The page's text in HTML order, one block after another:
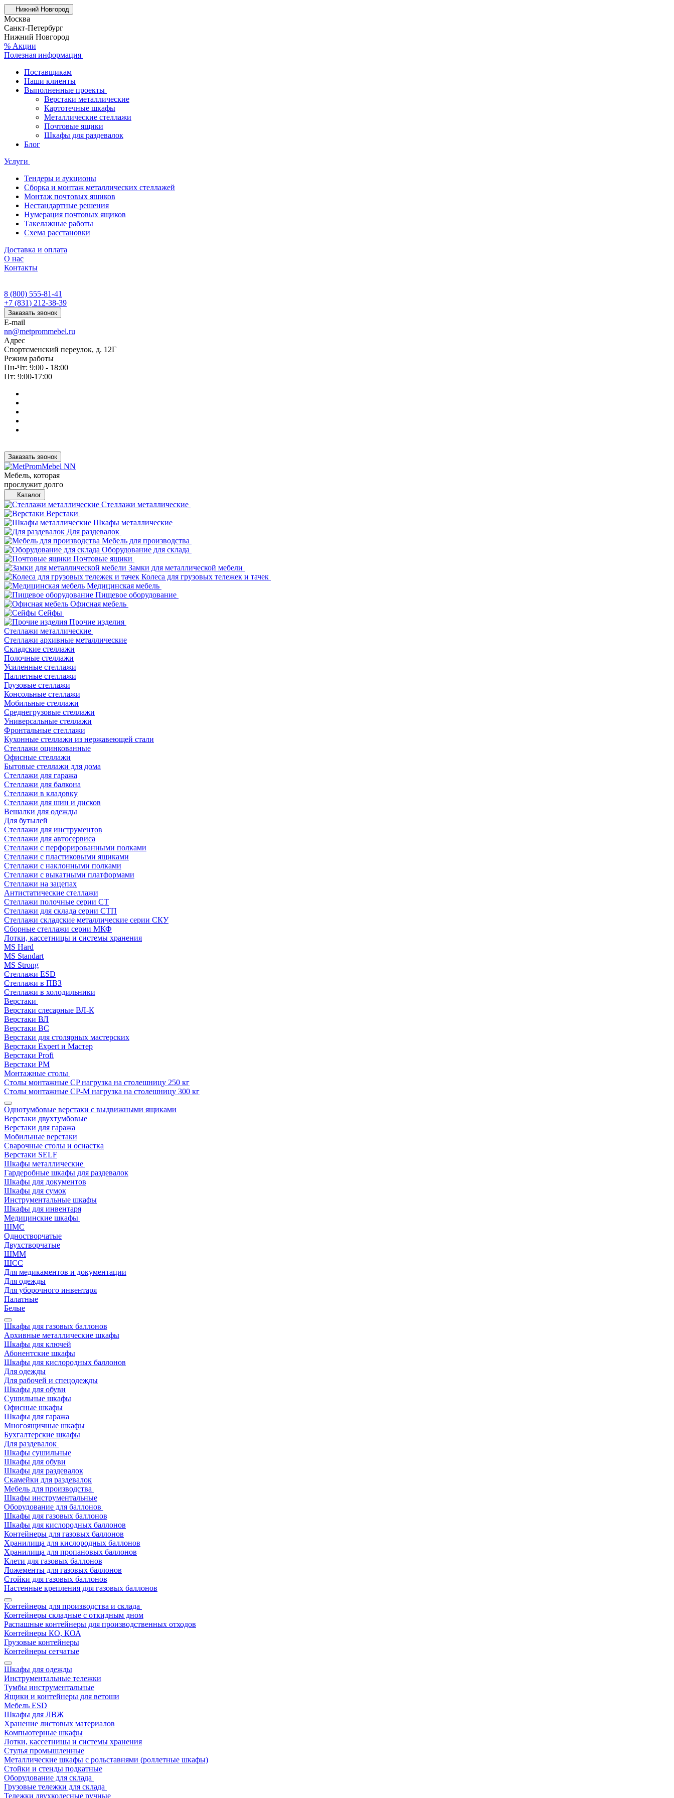
Нижний Новгород
Москва
Санкт-Петербург
Нижний Новгород
% Акции
Полезная информация
Поставщикам
Наши клиенты
Выполненные проекты
Верстаки металлические
Картотечные шкафы
Металлические стеллажи
Почтовые ящики
Шкафы для раздевалок
Блог
Услуги
Тендеры и аукционы
Сборка и монтаж металлических стеллажей
Монтаж почтовых ящиков
Нестандартные решения
Нумерация почтовых ящиков
Такелажные работы
Схема расстановки
Доставка и оплата
О нас
Контакты
8 (800) 555-81-41
+7 (831) 212-38-39
Заказать звонок
E-mail
nn@metprommebel.ru
Адрес
Спортсменский переулок, д. 12Г
Режим работы
Пн-Чт: 9:00 - 18:00
Пт: 9:00-17:00
Заказать звонок
Мебель, которая
прослужит долго
Каталог
Стеллажи металлические
Верстаки
Шкафы металлические
Для раздевалок
Мебель для производства
Оборудование для склада
Почтовые ящики
Замки для металлической мебели
Колеса для грузовых тележек и тачек
Медицинская мебель
Пищевое оборудование
Офисная мебель
Сейфы
Прочие изделия
Стеллажи металлические
Cтеллажи архивные металлические
Складские стеллажи
Полочные стеллажи
Усиленные стеллажи
Паллетные стеллажи
Грузовые стеллажи
Консольные стеллажи
Мобильные стеллажи
Среднегрузовые стеллажи
Универсальные стеллажи
Фронтальные стеллажи
Кухонные стеллажи из нержавеющей стали
Стеллажи оцинкованные
Офисные стеллажи
Бытовые стеллажи для дома
Стеллажи для гаража
Стеллажи для балкона
Стеллажи в кладовку
Стеллажи для шин и дисков
Вешалки для одежды
Для бутылей
Стеллажи для инструментов
Стеллажи для автосервиса
Стеллажи с перфорированными полками
Стеллажи с пластиковыми ящиками
Стеллажи с наклонными полками
Стеллажи с выкатными платформами
Стеллажи на зацепах
Антистатические стеллажи
Стеллажи полочные серии СТ
Стеллажи для склада серии СТП
Стеллажи складские металлические серии СКУ
Сборные стеллажи серии МКФ
Лотки, кассетницы и системы хранения
MS Hard
MS Standart
MS Strong
Стеллажи ESD
Стеллажи в ПВЗ
Стеллажи в холодильники
Верстаки
Верстаки слесарные ВЛ-К
Верстаки ВЛ
Верстаки ВС
Верстаки для столярных мастерских
Верстаки Expert и Мастер
Верстаки Profi
Верстаки РМ
Монтажные столы
Столы монтажные СP нагрузка на столешницу 250 кг
Столы монтажные СР-М нагрузка на столешницу 300 кг
Однотумбовые верстаки с выдвижными ящиками
Верстаки двухтумбовые
Верстаки для гаража
Мобильные верстаки
Сварочные столы и оснастка
Верстаки SELF
Шкафы металлические
Гардеробные шкафы для раздевалок
Шкафы для документов
Шкафы для сумок
Инструментальные шкафы
Шкафы для инвентаря
Медицинские шкафы
ШМС
Одностворчатые
Двухстворчатые
ШММ
ШСС
Для медикаментов и документации
Для одежды
Для уборочного инвентаря
Палатные
Белые
Шкафы для газовых баллонов
Архивные металлические шкафы
Шкафы для ключей
Абонентские шкафы
Шкафы для кислородных баллонов
Для одежды
Для рабочей и спецодежды
Шкафы для обуви
Сушильные шкафы
Офисные шкафы
Шкафы для гаража
Многоящичные шкафы
Бухгалтерские шкафы
Для раздевалок
Шкафы сушильные
Шкафы для обуви
Шкафы для раздевалок
Скамейки для раздевалок
Мебель для производства
Шкафы инструментальные
Оборудование для баллонов
Шкафы для газовых баллонов
Шкафы для кислородных баллонов
Контейнеры для газовых баллонов
Хранилища для кислородных баллонов
Хранилища для пропановых баллонов
Клети для газовых баллонов
Ложементы для газовых баллонов
Стойки для газовых баллонов
Настенные крепления для газовых баллонов
Контейнеры для производства и склада
Контейнеры складные с откидным дном
Распашные контейнеры для производственных отходов
Контейнеры КО, КОА
Грузовые контейнеры
Контейнеры сетчатые
Шкафы для одежды
Инструментальные тележки
Тумбы инструментальные
Ящики и контейнеры для ветоши
Мебель ESD
Шкафы для ЛВЖ
Хранение листовых материалов
Компьютерные шкафы
Лотки, кассетницы и системы хранения
Стулья промышленные
Металлические шкафы с рольставнями (роллетные шкафы)
Стойки и стенды подкатные
Оборудование для склада
Грузовые тележки для склада
Тележки двухколесные ручные